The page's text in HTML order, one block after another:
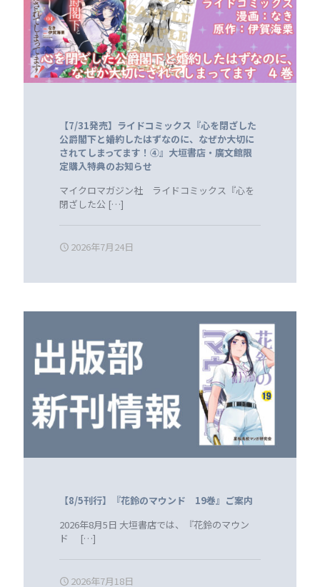
【7/31発売】ライドコミックス『心を閉ざした
公爵閣下と婚約したはずなのに、なぜか大切に
されてしまってます！④』大垣書店・廣文館限
定購入特典のお知らせ
マイクロマガジン社 ライドコミックス『心を
閉ざした公 […]
2026年7月24日
【8/5刊行】『花鈴のマウンド 19巻』ご案内
2026年8月5日 大垣書店では、『花鈴のマウン
ド
[…]
2026年7月18日